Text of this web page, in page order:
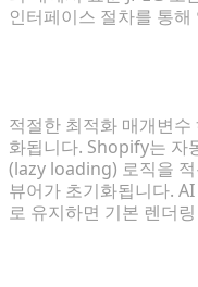
인터페이스 절차를 통
적절한 최적화 매개변
화됩니다. Shopify는 자
(lazy loading) 로직을
뷰어가 초기화됩니다.
로 유지하면 기본 렌더